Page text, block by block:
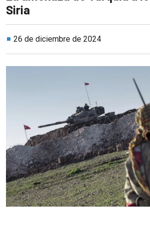
Siria
26 de diciembre de 2024